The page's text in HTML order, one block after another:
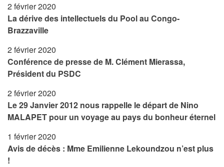
2 février 2020
La dérive des intellectuels du Pool au Congo-
Brazzaville
2 février 2020
Conférence de presse de M. Clément Mierassa,
Président du PSDC
2 février 2020
Le 29 Janvier 2012 nous rappelle le départ de Nino
MALAPET pour un voyage au pays du bonheur éternel
1 février 2020
Avis de décès : Mme Emilienne Lekoundzou n’est plus
!